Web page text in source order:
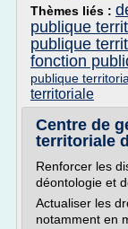
Thèmes liés :
publique
publique
fonction
publique
territoriale
Centre de
territoriale
Renforcer les
déontologie et
Actualiser les
notamment en